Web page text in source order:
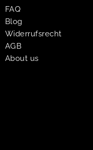
FAQ
Blog
Widerrufsrecht
AGB
About us